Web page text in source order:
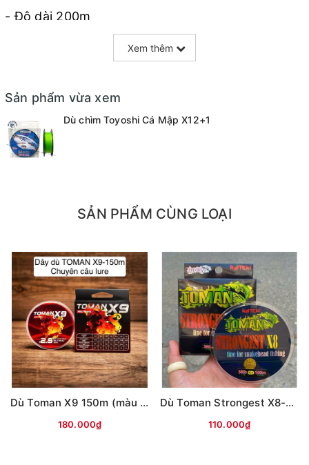
- Độ dài 200m
- 13 sợi đan chéo (X12+1)
- 2.0 tải 14.8kg
- 2.5 tải 18.6kg
Xem thêm
Sản phẩm vừa xem
Dù chìm Toyoshi Cá Mập X12+1
SẢN PHẨM CÙNG LOẠI
Dù Toman X9 150m (màu ĐỎ)
180.000₫
Dù Toman Strongest X8-100m (màu vàng)
110.000₫